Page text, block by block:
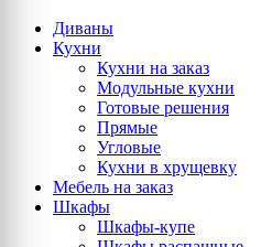
Диваны
Кухни
Кухни на заказ
Модульные кухни
Готовые решения
Прямые
Угловые
Кухни в хрущевку
Мебель на заказ
Шкафы
Шкафы-купе